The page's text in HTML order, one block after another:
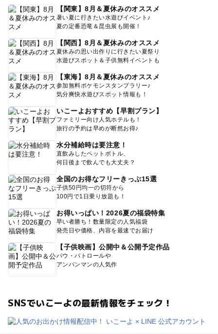
【関東】8月＆夏休みのオススメ
暑い夏に行きたい水遊びイベント♪
夏の定番恐竜＆昆虫展も開催！
【関西】8月＆夏休みのオススメ
夏休みの思い出作りに行きたい夏祭り
水遊びスポット＆子供無料イベントも
【東海】8月＆夏休みのオススメ
参加無料ポケモンスタンプラリー♪
気分爽快水遊びスポット情報も！
いこーよおすすめ【早割プラン】
ファミリー向け人気ホテルも！
旅行の予約は早めが断然お得♪
水分補給時は要注意！
直飲みしたペットボトル、
何日後まで飲んでも大丈夫？
全国のお得なフリーきっぷ15選
子供50円均一の切符から
100円で1日乗り放題も！
お得いっぱい！2026夏の福袋特集
早い者勝ち！数量限定の人気福袋
発売日や価格、内容を最速でお届け
【子供映画】公開中＆公開予定作品
パウ・パトロールや
アンパンマンの人気作
SNSでいこーよの最新情報をチェック！